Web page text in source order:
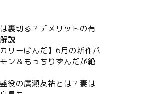
裏切る？デメリットの有
説
リーぱんだ】6月の新作パ
ン＆もっちりずんだが絶
役の廣瀬友祐とは？妻は